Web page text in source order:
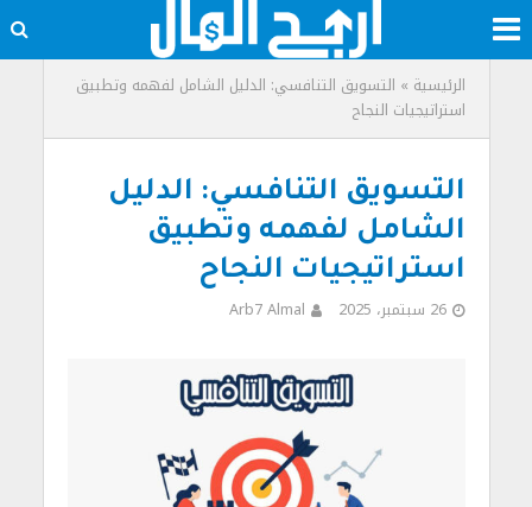
الرئيسية » التسويق التنافسي: الدليل الشامل لفهمه وتطبيق
استراتيجيات النجاح
التسويق التنافسي: الدليل
الشامل لفهمه وتطبيق
استراتيجيات النجاح
26 سبتمبر، 2025 Arb7 Almal